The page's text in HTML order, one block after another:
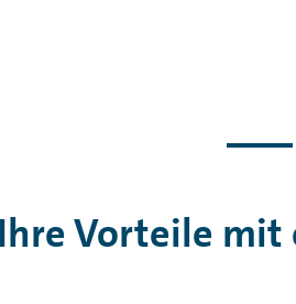
Ihre Vorteile mit